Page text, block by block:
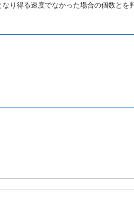
り得る速度でなかった場合の個数とを